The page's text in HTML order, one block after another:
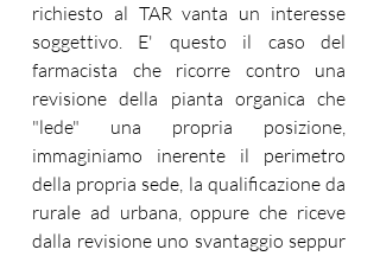
richiesto al TAR vanta un interesse
soggettivo. E' questo il caso del
farmacista che ricorre contro una
revisione della pianta organica che
"lede" una propria posizione,
immaginiamo inerente il perimetro
della propria sede, la qualificazione da
rurale ad urbana, oppure che riceve
dalla revisione uno svantaggio seppur